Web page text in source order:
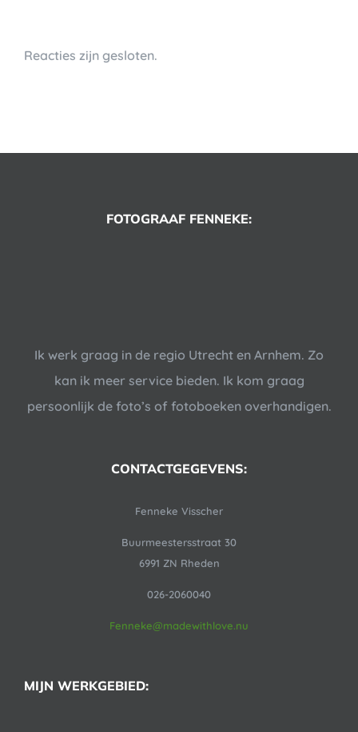
Reacties zijn gesloten.
FOTOGRAAF FENNEKE:
Ik werk graag in de regio Utrecht en Arnhem. Zo
kan ik meer service bieden. Ik kom graag
persoonlijk de foto’s of fotoboeken overhandigen.
CONTACTGEGEVENS:
Fenneke Visscher
Buurmeestersstraat 30
6991 ZN Rheden
026-2060040
Fenneke@madewithlove.nu
MIJN WERKGEBIED: